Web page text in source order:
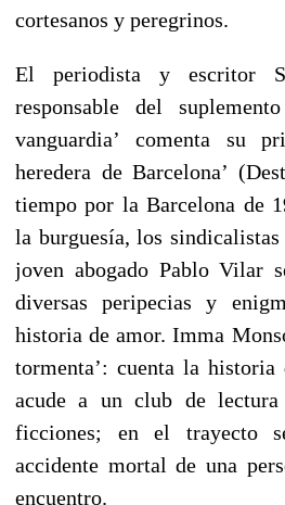
cortesanos y peregrinos.
El periodista y escritor
responsable del
vanguardia’ comenta su
heredera de Barcelona’
tiempo por la Barcelona de
la burguesía, los
joven abogado Pablo Vilar
diversas peripecias y
historia de amor. Imma
tormenta’: cuenta la historia
acude a un club de
ficciones; en el trayecto
accidente mortal de una
encuentro.